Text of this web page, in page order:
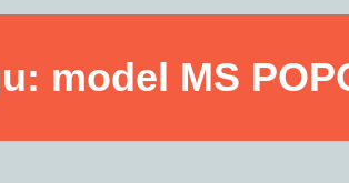
model MS